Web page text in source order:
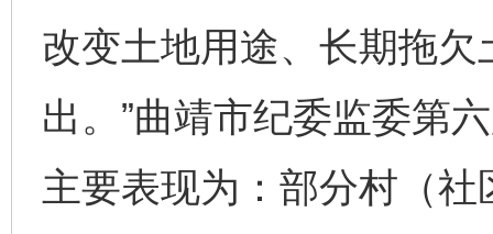
改变土地用途、长期拖
出。”曲靖市纪委监委第
主要表现为：部分村（社